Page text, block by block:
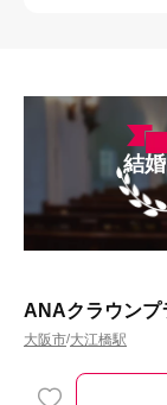
結
ANAクラウンプ
大阪市/大江橋駅